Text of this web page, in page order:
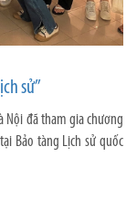
sử”
Nội đã tham gia chương
Bảo tàng Lịch sử quốc